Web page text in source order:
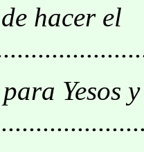
hacer el
Yesos y